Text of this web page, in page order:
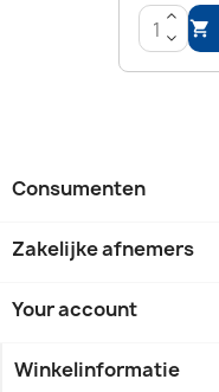
>
<

Consumenten
Zakelijke afnemers
Your account
Winkelinformatie